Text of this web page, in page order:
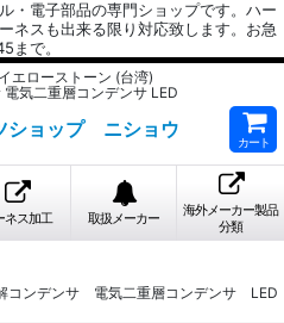
・電子部品の専門ショップです。ハー
ネスも出来る限り対応致します。お急
まで。
エローストーン (台湾)
気二重層コンデンサ LED
ショップ ニショウ
カート
ネス加工 取扱メーカー
海外メーカー製品
分類
コンデンサ 電気二重層コンデンサ LED